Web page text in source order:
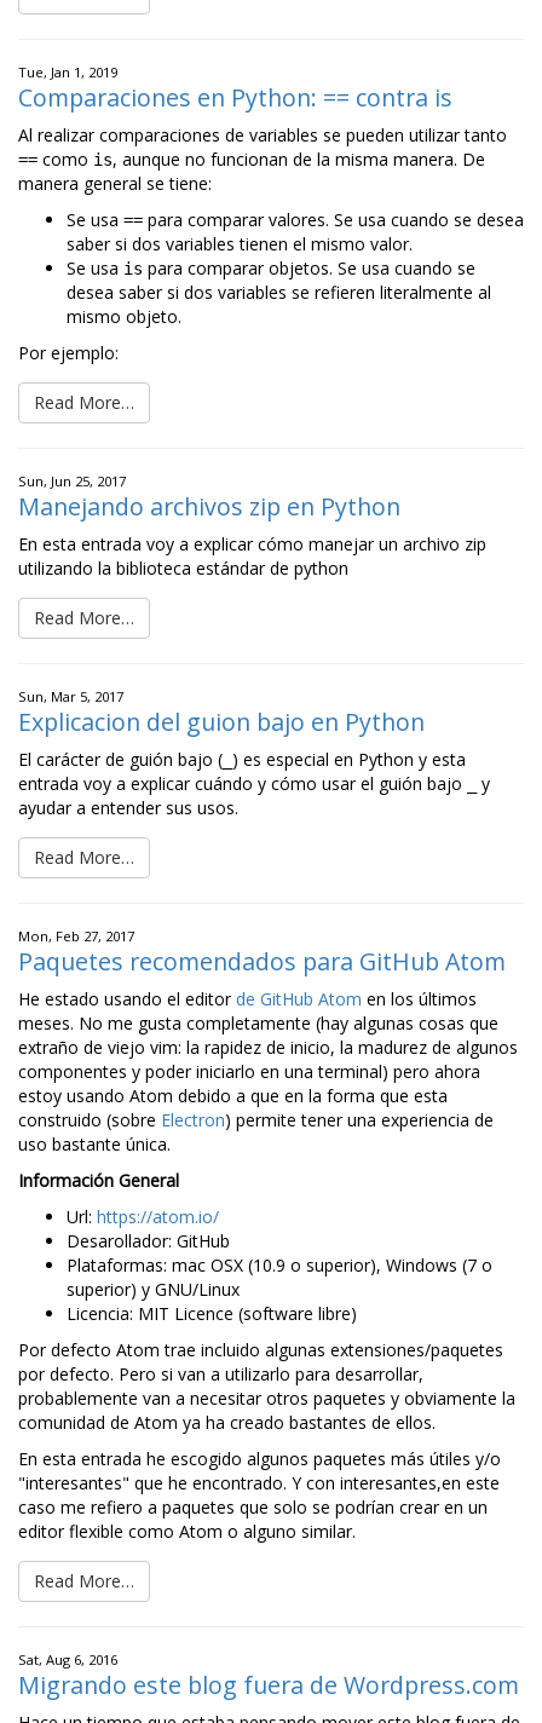
Tue, Jan 1, 2019
Comparaciones en Python: == contra is
Al realizar comparaciones de variables se pueden utilizar tanto
== como is, aunque no funcionan de la misma manera. De
manera general se tiene:
Se usa == para comparar valores. Se usa cuando se desea
saber si dos variables tienen el mismo valor.
Se usa is para comparar objetos. Se usa cuando se
desea saber si dos variables se refieren literalmente al
mismo objeto.
Por ejemplo:
Read More…
Sun, Jun 25, 2017
Manejando archivos zip en Python
En esta entrada voy a explicar cómo manejar un archivo zip
utilizando la biblioteca estándar de python
Read More…
Sun, Mar 5, 2017
Explicacion del guion bajo en Python
El carácter de guión bajo ( ) es especial en Python y esta
entrada voy a explicar cuándo y cómo usar el guión bajo
y
ayudar a entender sus usos.
Read More…
Mon, Feb 27, 2017
Paquetes recomendados para GitHub Atom
He estado usando el editorde GitHub Atom en los últimos
meses. No me gusta completamente (hay algunas cosas que
extraño de viejo vim: la rapidez de inicio, la madurez de algunos
componentes y poder iniciarlo en una terminal) pero ahora
estoy usando Atom debido a que en la forma que esta
construido (sobre Electron) permite tener una experiencia de
uso bastante única.
Información General
Url: https://atom.io/
Desarollador: GitHub
Plataformas: mac OSX (10.9 o superior), Windows (7 o
superior) y GNU/Linux
Licencia: MIT Licence (software libre)
Por defecto Atom trae incluido algunas extensiones/paquetes
por defecto. Pero si van a utilizarlo para desarrollar,
probablemente van a necesitar otros paquetes y obviamente la
comunidad de Atom ya ha creado bastantes de ellos.
En esta entrada he escogido algunos paquetes más útiles y/o
"interesantes" que he encontrado. Y con interesantes,en este
caso me refiero a paquetes que solo se podrían crear en un
editor flexible como Atom o alguno similar.
Read More…
Sat, Aug 6, 2016
Migrando este blog fuera de Wordpress.com